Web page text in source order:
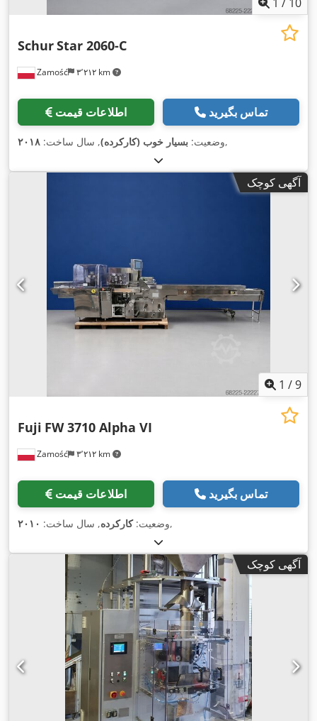
Zamość ۳٬۲۱۲ km
SchurStar 2060-C
اطلاعات قیمت تماس بگیرید
وضعیت: بسیار خوب (کارکرده), سال ساخت: ۲۰۱۸ ,
آگهی کوچک
1 /9
Zamość ۳٬۲۱۲ km
Fuji FW 3710 Alpha VI
اطلاعات قیمت تماس بگیرید
وضعیت:کارکرده, سال ساخت: ۲۰۱۰ ,
آگهی کوچک